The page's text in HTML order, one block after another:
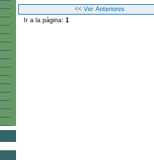
<<Ver Anteriores
Ir a la página: 1